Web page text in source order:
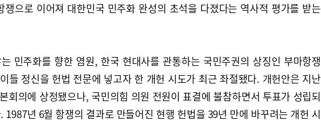
쟁으로 이어져 대한민국 민주화 완성의 초석을 다졌다는 역사적 평가를 받는
민주화를 향한 염원, 한국 현대사를 관통하는 국민주권의 상징인 부마항쟁
들 정신을 헌법 전문에 넣고자 한 개헌 시도가 최근 좌절됐다. 개헌안은 지난
회의에 상정됐으나, 국민의힘 의원 전원이 표결에 불참하면서 투표가 성립되
1987년 6월 항쟁의 결과로 만들어진 현행 헌법을 39년 만에 바꾸려는 개헌 시